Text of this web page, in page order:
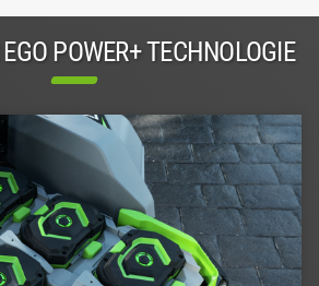
POWER+ TECHNOLOGIE